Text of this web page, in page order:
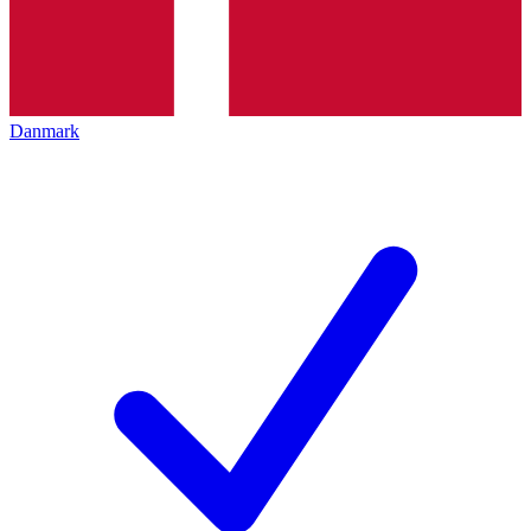
Danmark